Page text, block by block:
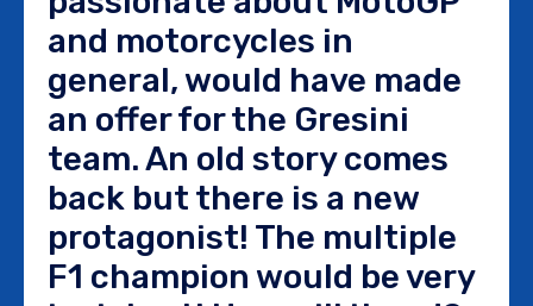
and motorcycles in
general, would have made
an offer for the Gresini
team. An old story comes
back but there is a new
protagonist! The multiple
F1 champion would be very